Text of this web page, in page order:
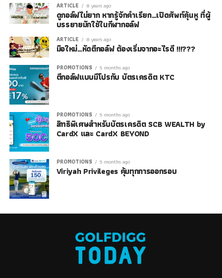
ARTICLE 8 years ago
ดูกอล์ฟไม่ยาก หากรู้จักคำเรียก…เปิดศัพท์คุ้นหู ที่ผู้
บรรยายมักใช้ในกีฬากอล์ฟ
ARTICLE 8 years ago
มือใหม่…หัดตีกอล์ฟ ต้องเริ่มจากอะไรดี !!!???
PROMOTIONS 5 months ago
ตีกอล์ฟแบบมีโปรกับ บัตรเครดิต KTC
PROMOTIONS 5 months ago
สิทธิพิเศษสำหรับบัตรเครดิต SCB WEALTH by
CardX และ CardX BEYOND
PROMOTIONS 5 months ago
Viriyah Privileges คุ้มทุกการออกรอบ